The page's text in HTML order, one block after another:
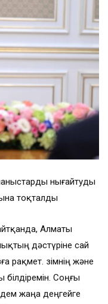
нығайтуды
тоқталды
Алматы
дәстүріне сай
рақмет. Өзімнің және
Соңғы
жаңа деңгейге